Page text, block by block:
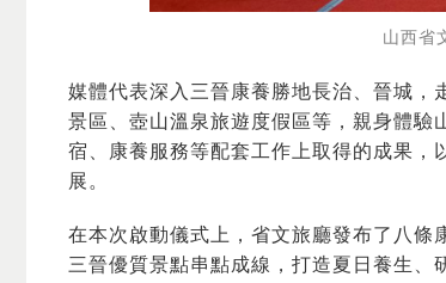
山西省
媒體代表深入三晉康養勝地長治、晉城，
景區、壺山溫泉旅遊度假區等，親身體驗
宿、康養服務等配套工作上取得的成果，
展。
在本次啟動儀式上，省文旅廳發布了八條
三晉優質景點串點成線，打造夏日養生、